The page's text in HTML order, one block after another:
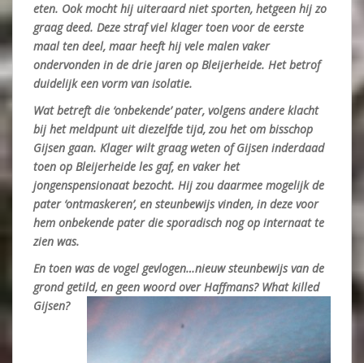
eten. Ook mocht hij uiteraard niet sporten, hetgeen hij zo
graag deed. Deze straf viel klager toen voor de eerste
maal ten deel, maar heeft hij vele malen vaker
ondervonden in de drie jaren op Bleijerheide. Het betrof
duidelijk een vorm van isolatie.
Wat betreft die ‘onbekende’ pater, volgens andere klacht
bij het meldpunt uit diezelfde tijd, zou het om bisschop
Gijsen gaan. Klager wilt graag weten of Gijsen inderdaad
toen op Bleijerheide les gaf, en vaker het
jongenspensionaat bezocht. Hij zou daarmee mogelijk de
pater ‘ontmaskeren’, en steunbewijs vinden, in deze voor
hem onbekende pater die sporadisch nog op internaat te
zien was.
En toen was de vogel gevlogen…nieuw steunbewijs van de
grond getild, en geen woord over Haffmans? What killed
Gijsen?